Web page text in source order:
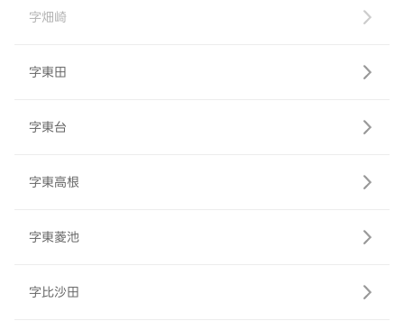
字畑崎
字東田
字東台
字東高根
字東菱池
字比沙田